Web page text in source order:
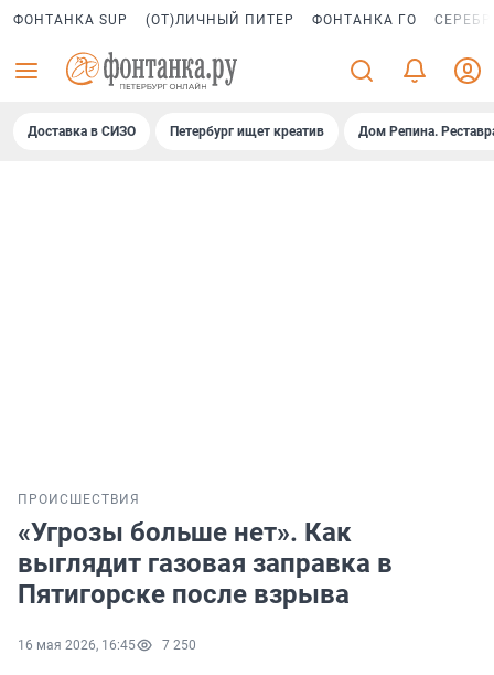
ФОНТАНКА SUP (ОТ)ЛИЧНЫЙ ПИТЕР ФОНТАНКА ГО
Доставка в СИЗО Петербург ищет креатив Дом Репина.
ПРОИСШЕСТВИЯ
«Угрозы больше нет». Как
выглядит газовая заправка в
Пятигорске после взрыва
16 мая 2026, 16:45 7 250